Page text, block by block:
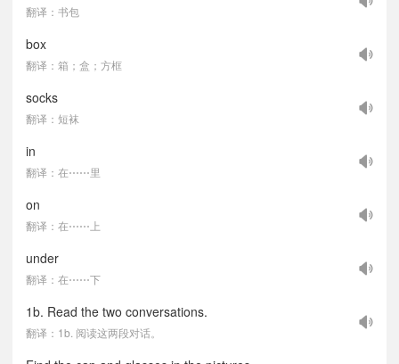
翻译：书包
box
翻译：箱；盒；方框
socks
翻译：短袜
in
翻译：在⋯⋯里
on
翻译：在⋯⋯上
under
翻译：在⋯⋯下
1b. Read the two conversations.
翻译：1b. 阅读这两段对话。